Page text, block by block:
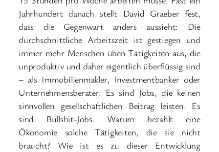
Jahrhundert danach stellt David Graeber fest,
dass die Gegenwart anders aussieht: Die
durchschnittliche Arbeitszeit ist gestiegen und
immer mehr Menschen üben Tätigkeiten aus, die
unproduktiv und daher eigentlich überflüssig sind
– als Immobilienmakler, Investmentbanker oder
Unternehmensberater. Es sind Jobs, die keinen
sinnvollen gesellschaftlichen Beitrag leisten. Es
sind Bullshit-Jobs. Warum bezahlt eine
Ökonomie solche Tätigkeiten, die sie nicht
braucht? Wie ist es zu dieser Entwicklung